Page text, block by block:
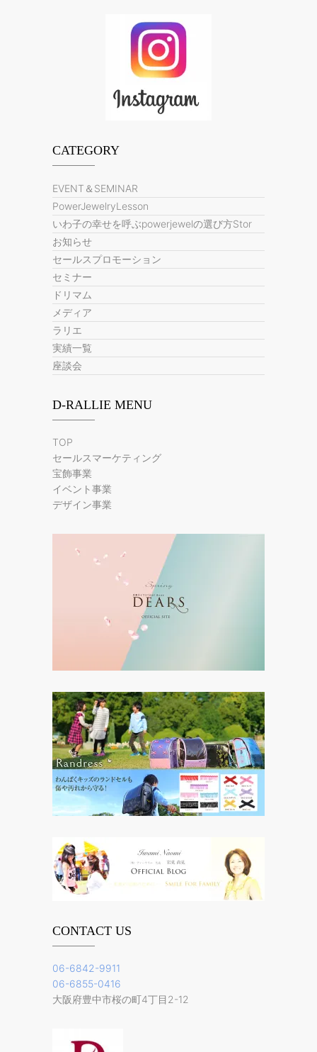
CATEGORY
EVENT＆SEMINAR
PowerJewelryLesson
いわ子の幸せを呼ぶpowerjewelの選び方Stor
お知らせ
セールスプロモーション
セミナー
ドリマム
メディア
ラリエ
実績一覧
座談会
D-RALLIE MENU
TOP
セールスマーケティング
宝飾事業
イベント事業
デザイン事業
CONTACT US
06-6842-9911
06-6855-0416
大阪府豊中市桜の町4丁目2-12